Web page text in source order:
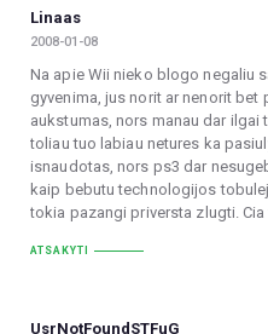
Linaas
2008-01-08
Na apie Wii nieko blogo negaliu
gyvenima, jus norit ar nenorit bet
aukstumas, nors manau dar ilgai
toliau tuo labiau netures ka
isnaudotas, nors ps3 dar
kaip bebutu technologijos
tokia pazangi priversta zlugti.
ATSAKYTI
UsrNotFoundSTFuG